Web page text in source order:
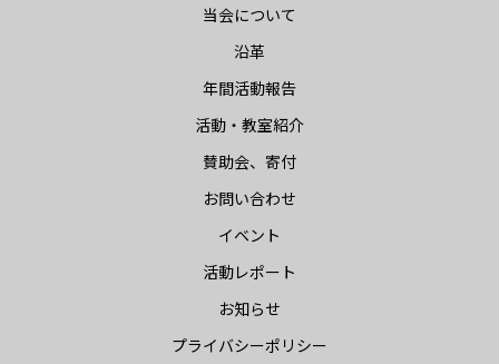
当会について
沿革
年間活動報告
活動・教室紹介
賛助会、寄付
お問い合わせ
イベント
活動レポート
お知らせ
プライバシーポリシー